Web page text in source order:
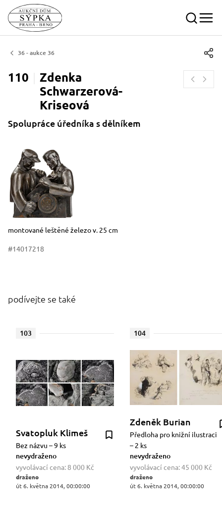
36 - aukce 36
110
Zdenka
Schwarzerová-
Kriseová
Spolupráce úředníka s dělníkem
Rozměry
Stručný popis předmětu
montované leštěné železo v. 25 cm
#14017218
podívejte se také
103
Svatopluk Klimeš
Bez názvu – 9 ks
nevydraženo
vyvolávací cena: 8 000 Kč
draženo
út 6. května 2014, 00:00:00
104
Zdeněk Burian
Předloha pro knižní ilustraci
– 2 ks
nevydraženo
vyvolávací cena:45 000 Kč
draženo
út 6. května 2014, 00:00:00